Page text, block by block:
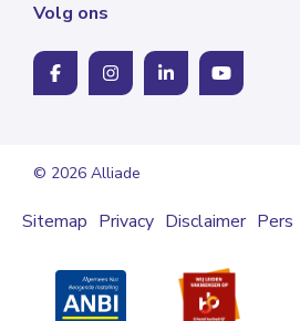
Volg ons
© 2026 Alliade
Sitemap Privacy Disclaimer Pers